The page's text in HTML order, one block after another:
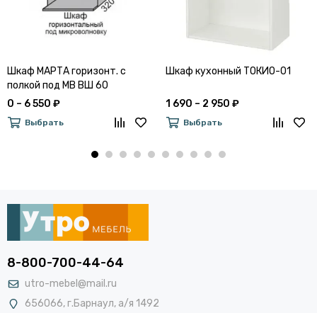
Шкаф МАРТА горизонт. с
полкой под МВ ВШ 60
0 – 6 550 ₽
Выбрать
Шкаф кухонный ТОКИО-01
1 690 – 2 950 ₽
Выбрать
8-800-700-44-64
utro-mebel@mail.ru
656066, г.Барнаул, а/я 1492